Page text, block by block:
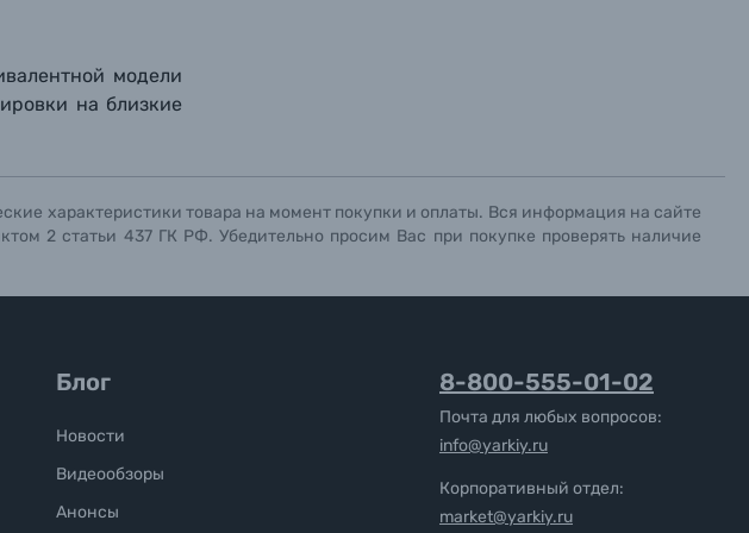
модели
на близкие
характеристики товара на момент покупки и оплаты. Вся информация на сайте
2 статьи 437 ГК РФ. Убедительно просим Вас при покупке проверять наличие
Блог
Новости
Видеообзоры
Анонсы
8-800-555-01-02
Почта для любых вопросов:
info@yarkiy.ru
Корпоративный отдел:
market@yarkiy.ru